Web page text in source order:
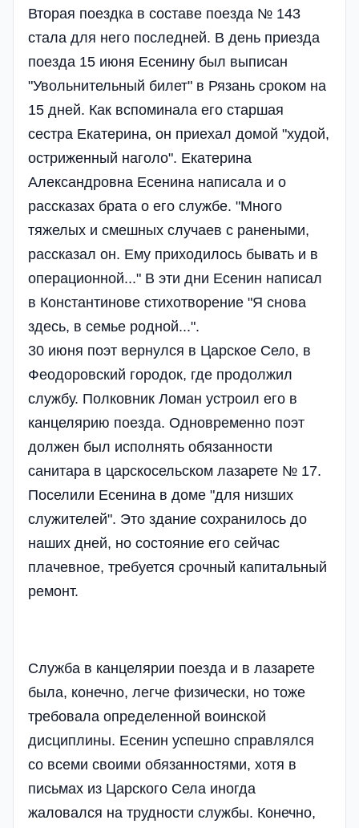
Вторая поездка в составе поезда № 143
стала для него последней. В день приезда
поезда 15 июня Есенину был выписан
"Увольнительный билет" в Рязань сроком на
15 дней. Как вспоминала его старшая
сестра Екатерина, он приехал домой "худой,
остриженный наголо". Екатерина
Александровна Есенина написала и о
рассказах брата о его службе. "Много
тяжелых и смешных случаев с ранеными,
рассказал он. Ему приходилось бывать и в
операционной..." В эти дни Есенин написал
в Константинове стихотворение "Я снова
здесь, в семье родной...".
30 июня поэт вернулся в Царское Село, в
Феодоровский городок, где продолжил
службу. Полковник Ломан устроил его в
канцелярию поезда. Одновременно поэт
должен был исполнять обязанности
санитара в царскосельском лазарете № 17.
Поселили Есенина в доме "для низших
служителей". Это здание сохранилось до
наших дней, но состояние его сейчас
плачевное, требуется срочный капитальный
ремонт.
Служба в канцелярии поезда и в лазарете
была, конечно, легче физически, но тоже
требовала определенной воинской
дисциплины. Есенин успешно справлялся
со всеми своими обязанностями, хотя в
письмах из Царского Села иногда
жаловался на трудности службы. Конечно,